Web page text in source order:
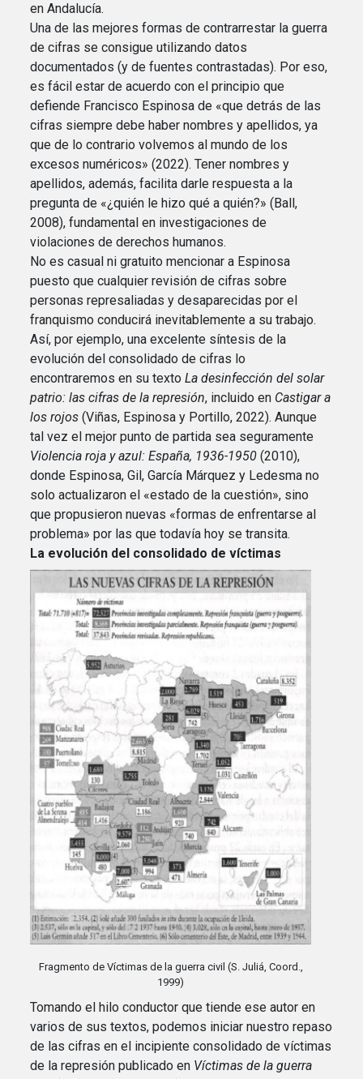
en Andalucía.
Una de las mejores formas de contrarrestar la guerra
de cifras se consigue utilizando datos
documentados (y de fuentes contrastadas). Por eso,
es fácil estar de acuerdo con el principio que
defiende Francisco Espinosa de «que detrás de las
cifras siempre debe haber nombres y apellidos, ya
que de lo contrario volvemos al mundo de los
excesos numéricos» (2022). Tener nombres y
apellidos, además, facilita darle respuesta a la
pregunta de «¿quién le hizo qué a quién?» (Ball,
2008), fundamental en investigaciones de
violaciones de derechos humanos.
No es casual ni gratuito mencionar a Espinosa
puesto que cualquier revisión de cifras sobre
personas represaliadas y desaparecidas por el
franquismo conducirá inevitablemente a su trabajo.
Así, por ejemplo, una excelente síntesis de la
evolución del consolidado de cifras lo
encontraremos en su textoLa desinfección del solar
patrio: las cifras de la represión, incluido en Castigar a
los rojos (Viñas, Espinosa y Portillo, 2022). Aunque
tal vez el mejor punto de partida sea seguramente
Violencia roja y azul: España, 1936-1950 (2010),
donde Espinosa, Gil, García Márquez y Ledesma no
solo actualizaron el «estado de la cuestión», sino
que propusieron nuevas «formas de enfrentarse al
problema» por las que todavía hoy se transita.
La evolución del consolidado de víctimas
Fragmento de Víctimas de la guerra civil (S. Juliá, Coord.,
1999)
Tomando el hilo conductor que tiende ese autor en
varios de sus textos, podemos iniciar nuestro repaso
de las cifras en el incipiente consolidado de víctimas
de la represión publicado en Víctimas de la guerra